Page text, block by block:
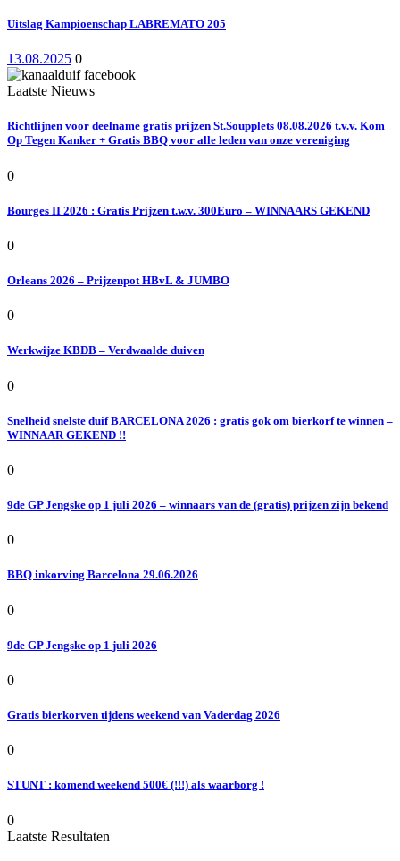
Uitslag Kampioenschap LABREMATO 205
13.08.2025 0
Laatste Nieuws
Richtlijnen voor deelname gratis prijzen St.Soupplets 08.08.2026 t.v.v. Kom
Op Tegen Kanker + Gratis BBQ voor alle leden van onze vereniging
0
Bourges II 2026 : Gratis Prijzen t.w.v. 300Euro – WINNAARS GEKEND
0
Orleans 2026 – Prijzenpot HBvL & JUMBO
0
Werkwijze KBDB – Verdwaalde duiven
0
Snelheid snelste duif BARCELONA 2026 : gratis gok om bierkorf te winnen –
WINNAAR GEKEND !!
0
9de GP Jengske op 1 juli 2026 – winnaars van de (gratis) prijzen zijn bekend
0
BBQ inkorving Barcelona 29.06.2026
0
9de GP Jengske op 1 juli 2026
0
Gratis bierkorven tijdens weekend van Vaderdag 2026
0
STUNT : komend weekend 500€ (!!!) als waarborg !
0
Laatste Resultaten